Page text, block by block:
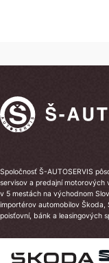
Spoločnosť Š-AUTOSERVIS
servisov a predajní motorových
v 5 mestách na východnom
importérov automobilov Škoda,
poisťovní, bánk a leasingových